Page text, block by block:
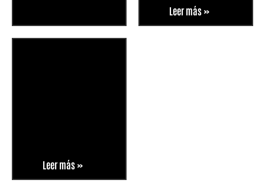
Leer más »
Leer más »